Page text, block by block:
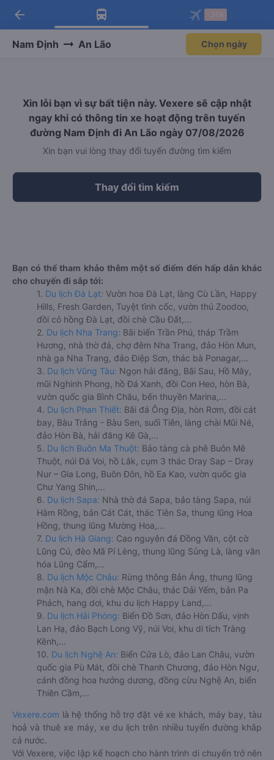
Tải app Vexere ngay!
Nhận ưu đãi thành viên độc
Mở app
Tải app Vexere
-30k/ghế khi đặt vé máy bay qua
Mở app
arrow_back
Nam Định An Lão Chọn ngày
Xin lỗi bạn vì sự bất tiện này. Vexere sẽ cập nhật
ngay khi có thông tin xe hoạt động trên tuyến
đường Nam Định đi An Lão ngày 07/08/2026
Xin bạn vui lòng thay đổi tuyến đường tìm kiếm
Thay đổi tìm kiếm
Bạn có thể tham khảo thêm một số điểm đến hấp dẫn khác
cho chuyến đi sắp tới:
1. Du lịch Đà Lạt: Vườn hoa Đà Lạt, làng Cù Lần, Happy
Hills, Fresh Garden, Tuyệt tình cốc, vườn thú Zoodoo,
đồi cỏ hồng Đà Lạt, đồi chè Cầu Đất,...
2. Du lịch Nha Trang: Bãi biển Trần Phú, tháp Trầm
Hương, nhà thờ đá, chợ đêm Nha Trang, đảo Hòn Mun,
nhà ga Nha Trang, đảo Điệp Sơn, thác bà Ponagar,...
3. Du lịch Vũng Tàu: Ngọn hải đăng, Bãi Sau, Hồ Mây,
mũi Nghinh Phong, hồ Đá Xanh, đồi Con Heo, hòn Bà,
vườn quốc gia Bình Châu, bến thuyền Marina,...
4. Du lịch Phan Thiết: Bãi đá Ông Địa, hòn Rơm, đồi cát
bay, Bàu Trắng - Bàu Sen, suối Tiên, làng chài Mũi Né,
đảo Hòn Bà, hải đăng Kê Gà,...
5. Du lịch Buôn Ma Thuột: Bảo tàng cà phê Buôn Mê
Thuột, núi Đá Voi, hồ Lắk, cụm 3 thác Dray Sap – Dray
Nur – Gia Long, Buôn Đôn, hồ Ea Kao, vườn quốc gia
Chư Yang Shin,...
6. Du lịch Sapa: Nhà thờ đá Sapa, bảo tàng Sapa, núi
Hàm Rồng, bản Cát Cát, thác Tiên Sa, thung lũng Hoa
Hồng, thung lũng Mường Hoa,...
7. Du lịch Hà Giang: Cao nguyên đá Đồng Văn, cột cờ
Lũng Cú, đèo Mã Pí Lèng, thung lũng Sủng Là, làng văn
hóa Lũng Cẩm,...
8. Du lịch Mộc Châu: Rừng thông Bản Áng, thung lũng
mận Nà Ka, đồi chè Mộc Châu, thác Dải Yếm, bản Pa
Phách, hang dơi, khu du lịch Happy Land,...
9. Du lịch Hải Phòng: Biển Đồ Sơn, đảo Hòn Dấu, vịnh
Lan Hạ, đảo Bạch Long Vỹ, núi Voi, khu di tích Tràng
Kênh,...
10. Du lịch Nghệ An: Biển Cửa Lò, đảo Lan Châu, vườn
quốc gia Pù Mát, đồi chè Thanh Chương, đảo Hòn Ngư,
cánh đồng hoa hướng dương, đồng cừu Nghệ An, biển
Thiên Cầm,...
Vexere.com là hệ thống hỗ trợ đặt vé xe khách, máy bay, tàu
hoả và thuê xe máy, xe du lịch trên nhiều tuyến đường khắp
cả nước.
Với Vexere, việc lập kế hoạch cho hành trình di chuyển trở nên